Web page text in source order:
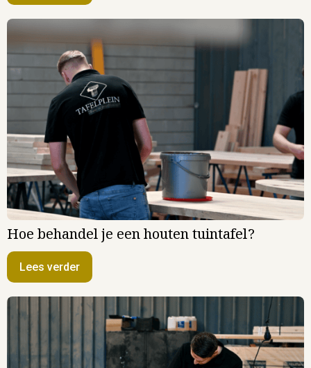
Hoe behandel je een houten tuintafel?
Lees verder